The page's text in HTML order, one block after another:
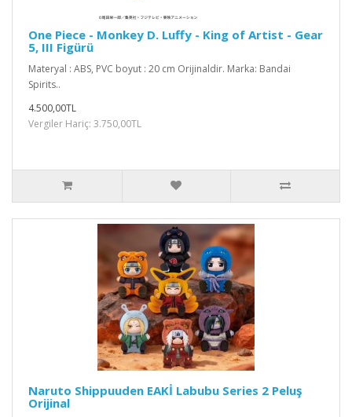
One Piece - Monkey D. Luffy - King of Artist - Gear
5, III Figürü
Materyal : ABS, PVC boyut : 20 cm Orijinaldir. Marka: Bandai
Spirits..
4.500,00TL
Vergiler Hariç: 3.750,00TL
Naruto Shippuuden EAKİ Labubu Series 2 Peluş
Orijinal